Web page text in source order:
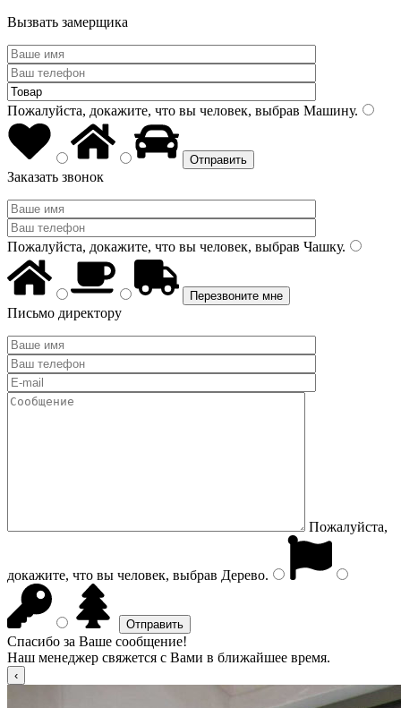
Вызвать замерщика
Пожалуйста, докажите, что вы человек, выбрав Машину.
Заказать звонок
Пожалуйста, докажите, что вы человек, выбрав Чашку.
Письмо директору
Пожалуйста,
докажите, что вы человек, выбрав Дерево.
Спасибо за Ваше сообщение!
Наш менеджер свяжется с Вами в ближайшее время.